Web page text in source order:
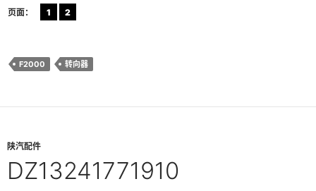
页面： 1 2
F2000 转向器
陕汽配件
DZ13241771910